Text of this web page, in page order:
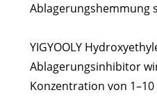
Ablagerungshemmung
YIGYOOLY
Ablagerungsinhibitor
Konzentration von